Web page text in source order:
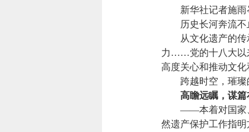
新华社记者施雨
历史长河奔流不止
从文化遗产的传承
力……党的十八大以
高度关心和推动文化
跨越时空，璀璨的
高瞻远瞩，谋篇
——本着对国家、
然遗产保护工作指明